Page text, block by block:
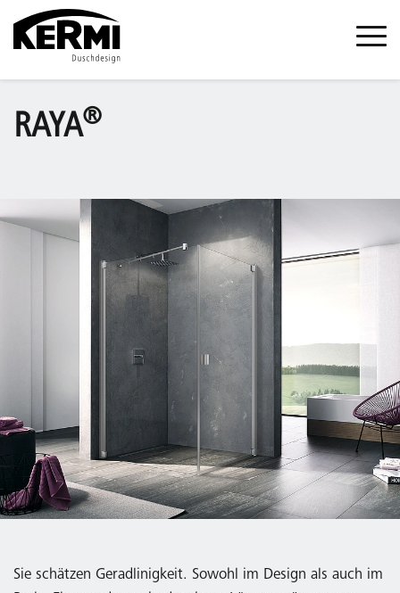
RAYA®
Sie schätzen Geradlinigkeit. Sowohl im Design als auch im